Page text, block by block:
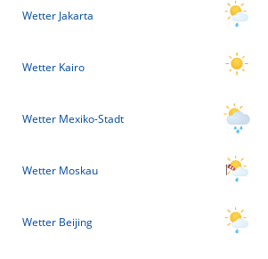
Wetter Jakarta
Wetter Kairo
Wetter Mexiko-Stadt
Wetter Moskau
Wetter Beijing